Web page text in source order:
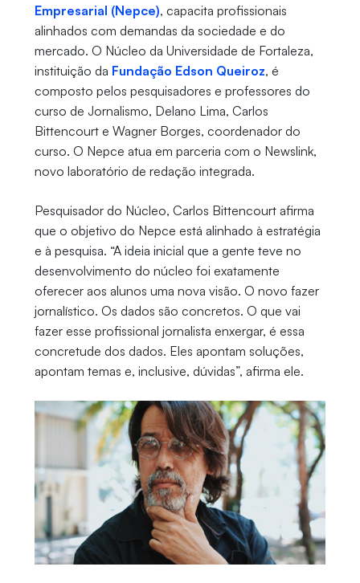
Empresarial (Nepce), capacita profissionais
alinhados com demandas da sociedade e do
mercado. O Núcleo da Universidade de Fortaleza,
instituição da Fundação Edson Queiroz, é
composto pelos pesquisadores e professores do
curso de Jornalismo, Delano Lima, Carlos
Bittencourt e Wagner Borges, coordenador do
curso. O Nepce atua em parceria com o Newslink,
novo laboratório de redação integrada.
Pesquisador do Núcleo, Carlos Bittencourt afirma
que o objetivo do Nepce está alinhado à estratégia
e à pesquisa. “A ideia inicial que a gente teve no
desenvolvimento do núcleo foi exatamente
oferecer aos alunos uma nova visão. O novo fazer
jornalístico. Os dados são concretos. O que vai
fazer esse profissional jornalista enxergar, é essa
concretude dos dados. Eles apontam soluções,
apontam temas e, inclusive, dúvidas”, afirma ele.